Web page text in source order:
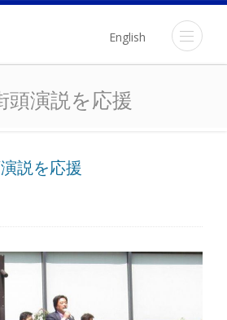
English
頭演説を応援
頭演説を応援
説を応援